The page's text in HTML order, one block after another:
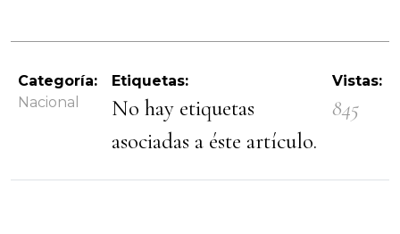
Categoría:
Nacional
Etiquetas:
No hay etiquetas
asociadas a éste artículo.
Vistas:
845